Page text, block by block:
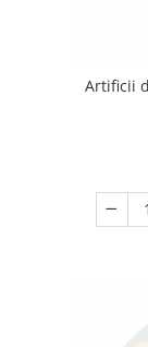
Artificii